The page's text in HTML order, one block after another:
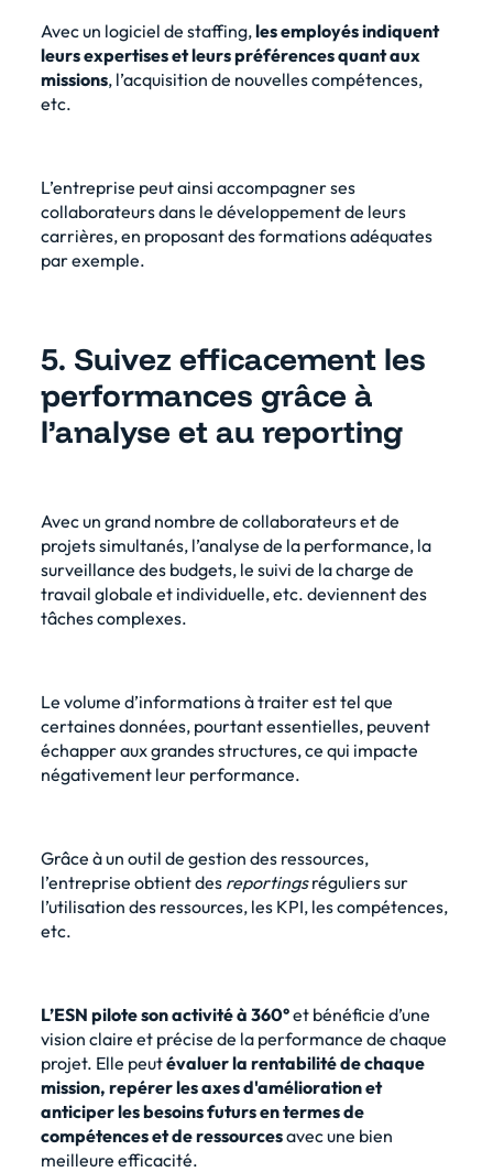
Avec un logiciel de staffing,les employés indiquent
leurs expertises et leurs préférences quant aux
missions, l’acquisition de nouvelles compétences,
etc.
L’entreprise peut ainsi accompagner ses
collaborateurs dans le développement de leurs
carrières, en proposant des formations adéquates
par exemple.
5. Suivez efficacement les
performances grâce à
l’analyse et au reporting
Avec un grand nombre de collaborateurs et de
projets simultanés, l’analyse de la performance, la
surveillance des budgets, le suivi de la charge de
travail globale et individuelle, etc. deviennent des
tâches complexes.
Le volume d’informations à traiter est tel que
certaines données, pourtant essentielles, peuvent
échapper aux grandes structures, ce qui impacte
négativement leur performance.
Grâce à un outil de gestion des ressources,
l’entreprise obtient des reportingsrégulierssur
l’utilisation des ressources, les KPI, les compétences,
etc.
L’ESN pilote son activité à 360°et bénéficie d’une
vision claire et précise de la performance de chaque
projet. Elle peutévaluer la rentabilité de chaque
mission, repérer les axes d'amélioration et
anticiper les besoins futurs en termes de
compétences et de ressourcesavec une bien
meilleure efficacité.